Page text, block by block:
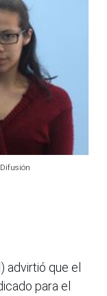
Difusión
advirtió que el
para el